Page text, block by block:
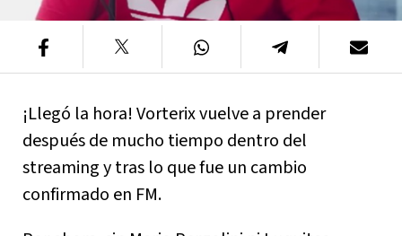
¡Llegó la hora! Vorterix vuelve a prender
después de mucho tiempo dentro del
streaming y tras lo que fue un cambio
confirmado en FM.